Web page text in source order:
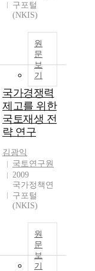
구포털
(NKIS)
원
문
보
기
국가경쟁력
제고를 위한
국토재생 전
략 연구
김광익
국토연구원
2009
국가정책연
구포털
(NKIS)
원
문
보
기